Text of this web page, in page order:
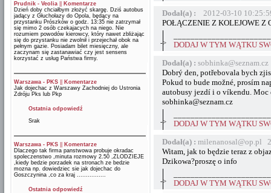
Prudnik - Veolia
Komentarze
Dzień doby chciałbym złożyć skargę. Dziś autobus
jadący z Głuchołazy do Opola, będący na
przystanku Prószków o godz. 13:35 nie zatrzymał
się mimo 2 osób czekajacych na niego. Nie
rozumiem powodów kierowcy, który nawet zbliżając
się do przystanku nie zwolnił i przejechał obok na
pełnym gazie. Posiadam bilet miesięczny, ale
zaczynam się zastanawiać czy jest sensens
korzystać z usług Państwa firmy.
Warszawa - PKS
Komentarze
Jak dojechac z Warszawy Zachodniej do Ustronia
Zdróju Pks lub Pkp
Ostatnia odpowiedź
Srak
Warszawa - PKS
Komentarze
Dlaczego tak firma panstwowa probuje okradac
spoleczenstwo ,minuta rozmowy 2.50 ,ZLODZIEJE
,kiedy bedzie porzadek na stronach ze bedzie
mozna np. dowiedziec sie jak dojechac do
Goszczynina ,co za kraj ................
Ostatnia odpowiedź
Dodał(a) :
2012-03-10
POŁĄCZENIE Z KOLEJOWE Z
->
DODAJ W TYM WĄTKU
Dodał(a) :
Dobrý den, potřebovala bych
Pokud to bude možné, prosím
autobusy jezdí i o víkendu.
sobhinka@seznam.cz
->
DODAJ W TYM WĄTKU
Dodał(a) : milenanosal@op.pl
Witam, jak to będzie teraz z
Dzikowa?proszę o info
->
DODAJ W TYM WĄTKU